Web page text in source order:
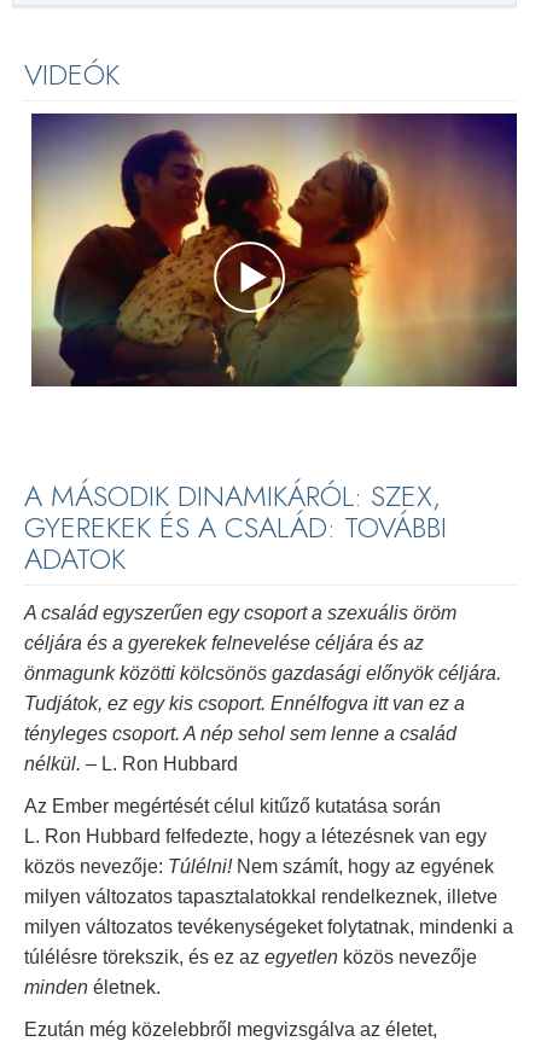
VIDEÓK
A MÁSODIK DINAMIKÁRÓL: SZEX,
GYEREKEK ÉS A CSALÁD: TOVÁBBI
ADATOK
A család egyszerűen egy csoport a szexuális öröm
céljára és a gyerekek felnevelése céljára és az
önmagunk közötti kölcsönös gazdasági előnyök céljára.
Tudjátok, ez egy kis csoport. Ennélfogva itt van ez a
tényleges csoport. A nép sehol sem lenne a család
nélkül. – L. Ron Hubbard
Az Ember megértését célul kitűző kutatása során
L. Ron Hubbard felfedezte, hogy a létezésnek van egy
közös nevezője: Túlélni!Nem számít, hogy az egyének
milyen változatos tapasztalatokkal rendelkeznek, illetve
milyen változatos tevékenységeket folytatnak, mindenki a
túlélésre törekszik, és ez az egyetlen közös nevezője
minden életnek.
Ezután még közelebbről megvizsgálva az életet,